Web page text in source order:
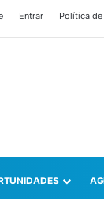
Entrar Política de